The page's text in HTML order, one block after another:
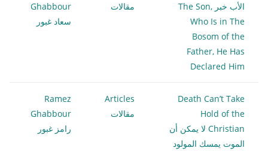
الأب خبر The Son,
Who Is in The
Bosom of the
Father, He Has
Declared Him
مقالات
Ghabbour
سعاد غبور
Death Can’t Take
Hold of the
Christian لا يمكن أن
الموت يمسك المولود
Articles
مقالات
Ramez
Ghabbour
رامز غبور